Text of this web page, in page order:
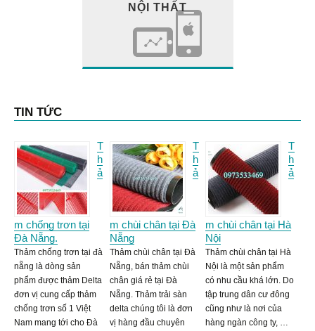
NỘI THẤT
TIN TỨC
T
h
ả
m chống trơn tại
Đà Nẵng.
Thảm chống trơn tại đà
nẵng là dòng sản
phẩm được thảm Delta
đơn vị cung cấp thảm
chống trơn số 1 Việt
Nam mang tới cho Đà
T
h
ả
m chùi chân tại Đà
Nẵng
Thảm chùi chân tại Đà
Nẵng, bán thảm chùi
chân giá rẻ tại Đà
Nẵng. Thảm trải sàn
delta chúng tôi là đơn
vị hàng đầu chuyên
T
h
ả
m chùi chân tại Hà
Nội
Thảm chùi chân tại Hà
Nội là một sản phẩm
có nhu cầu khá lớn. Do
tập trung dân cư đông
cũng như là nơi của
hàng ngàn công ty, …